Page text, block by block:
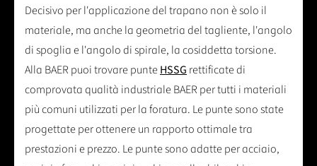
Decisivo per l'applicazione del trapano non è solo il
materiale, ma anche la geometria del tagliente, l'angolo
di spoglia e l'angolo di spirale, la cosiddetta torsione.
Alla BAER puoi trovare punteHSSGrettificate di
comprovata qualità industriale BAER per tutti i materiali
più comuni utilizzati per la foratura. Le punte sono state
progettate per ottenere un rapporto ottimale tra
prestazioni e prezzo. Le punte sono adatte per acciaio,